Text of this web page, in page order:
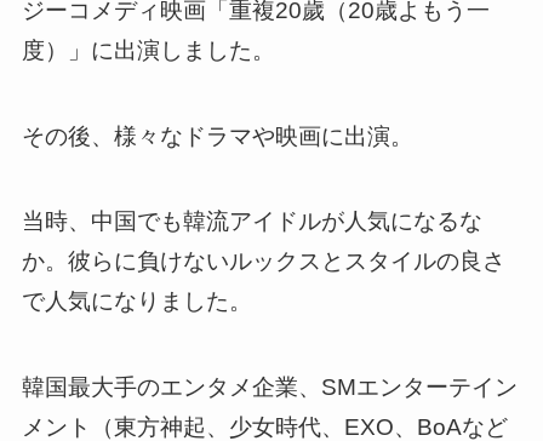
ジーコメディ映画「重複20歲（20歳よもう一
度）」に出演しました。
その後、様々なドラマや映画に出演。
当時、中国でも韓流アイドルが人気になるな
か。彼らに負けないルックスとスタイルの良さ
で人気になりました。
韓国最大手のエンタメ企業、SMエンターテイン
メント（東方神起、少女時代、EXO、BoAなど